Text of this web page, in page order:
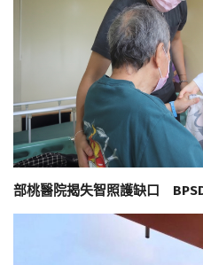
部桃醫院揭失智照護缺口